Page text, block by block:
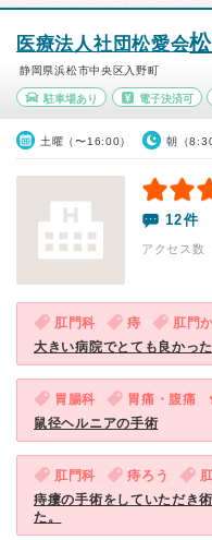
医療法人社団松愛会
静岡県浜松市中央区入野町
駐車場あり 電子決済可
土曜（〜16:00） 朝（
12件
アクセス数
肛門科 痔 肛門
大きい病院でとても良かっ
胃腸科 胃痛・腹痛
鼠径ヘルニアの手術
肛門科 痔ろう
痔瘻の手術をしていただき
た。